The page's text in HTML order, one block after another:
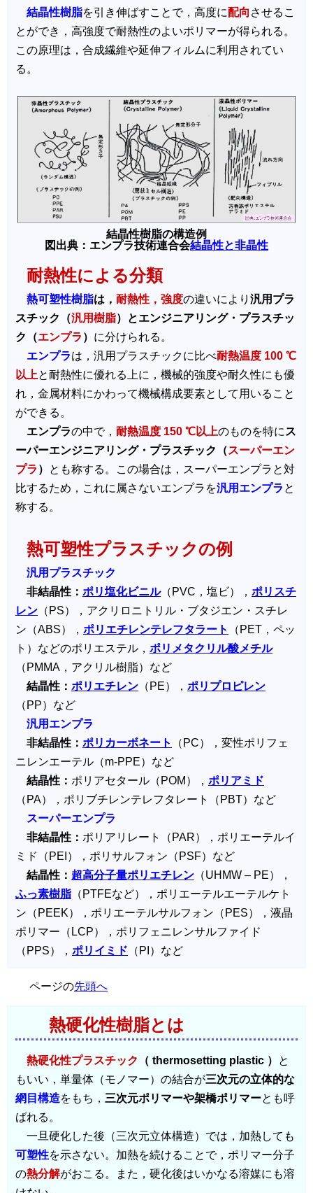
結晶性樹脂を引き伸ばすことで，高度に配向 させるこ
とができ，高強度で耐熱性のよいポリマーが得られる。
この原理は，合成繊維や延伸フィルムに利用されてい
る。
結晶性樹脂の構造例
図出典：エンプラ技術連合会結晶性と非晶性
耐熱性による分類
熱可塑性樹脂は， 耐熱性，強度の違いにより 汎用プラ
スチック（汎用樹脂）とエンジニアリング・プラスチッ
ク（エンプラ ） に分けられる。
エンプラは，汎用プラスチックに比べ耐熱温度 100 ℃
以上と耐熱性に優れる上に，機械的強度や耐久性にも優
れ，金属材料にかわって機械構成要素として用いること
ができる。
エンプラの中で， 耐熱温度 150 ℃以上のものを特にス
ーパーエンジニアリング・プラスチック（スーパーエン
プラ ）
とも称する。この場合は，スーパーエンプラと対
比するため，これに属さないエンプラを汎用エンプラ と
称する。
熱可塑性プラスチックの例
汎用プラスチック
非結晶性： ポリ塩化ビニル（PVC，塩ビ）， ポリスチ
レン （PS），アクリロニトリル・ブタジエン・スチレ
ン（ABS）， ポリエチレンテレフタラート
（PET，ペッ
ト）などのポリエステル， ポリメタクリル酸メチル
（PMMA，アクリル樹脂）など
結晶性： ポリエチレン （PE）， ポリプロピレン
（PP）など
汎用エンプラ
非結晶性： ポリカーボネート
（PC），変性ポリフェ
ニレンエーテル（m-PPE）など
結晶性： ポリアセタール（POM）， ポリアミド
（PA），ポリブチレンテレフタレート（PBT）など
スーパーエンプラ
非結晶性： ポリアリレート（PAR），ポリエーテルイ
ミド（PEI），ポリサルフォン（PSF）など
結晶性： 超高分子量ポリエチレン （UHMW – PE），
ふっ素樹脂 （PTFEなど），ポリエーテルエーテルケト
ン（PEEK），ポリエーテルサルフォン（PES），液晶
ポリマー（LCP），ポリフェニレンサルファイド
（PPS）， ポリイミド （PI）など
ページの先頭へ
熱硬化性樹脂とは
熱硬化性プラスチック （ thermosetting plastic ）
と
もいい，単量体（モノマー）の結合が三次元の立体的な
網目構造をもち， 三次元ポリマーや架橋ポリマーとも呼
ばれる。
一旦硬化した後（三次元立体構造）では，加熱しても
可塑性を示さない。加熱を続けることで，ポリマー分子
の熱分解がおこる。また，硬化後はいかなる溶媒にも溶